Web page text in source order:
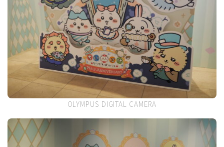
OLYMPUS DIGITAL CAMERA